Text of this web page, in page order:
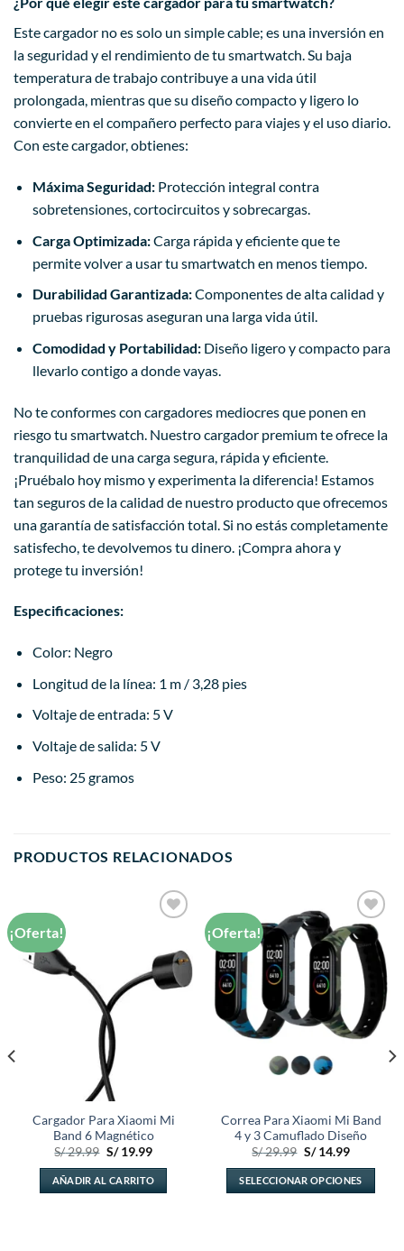
Este cargador no es solo un simple cable; es una inversión en
la seguridad y el rendimiento de tu smartwatch. Su baja
temperatura de trabajo contribuye a una vida útil
prolongada, mientras que su diseño compacto y ligero lo
convierte en el compañero perfecto para viajes y el uso diario.
Con este cargador, obtienes:
Máxima Seguridad:Protección integral contra
sobretensiones, cortocircuitos y sobrecargas.
Carga Optimizada:Carga rápida y eficiente que te
permite volver a usar tu smartwatch en menos tiempo.
Durabilidad Garantizada:Componentes de alta calidad y
pruebas rigurosas aseguran una larga vida útil.
Comodidad y Portabilidad:Diseño ligero y compacto para
llevarlo contigo a donde vayas.
No te conformes con cargadores mediocres que ponen en
riesgo tu smartwatch. Nuestro cargador premium te ofrece la
tranquilidad de una carga segura, rápida y eficiente.
¡Pruébalo hoy mismo y experimenta la diferencia! Estamos
tan seguros de la calidad de nuestro producto que ofrecemos
una garantía de satisfacción total. Si no estás completamente
satisfecho, te devolvemos tu dinero. ¡Compra ahora y
protege tu inversión!
Especificaciones:
Color: Negro
Longitud de la línea: 1 m / 3,28 pies
Voltaje de entrada: 5 V
Voltaje de salida: 5 V
Peso: 25 gramos
PRODUCTOS RELACIONADOS
¡Oferta!
lista de
deseos
Cargador Para Xiaomi Mi
Band 6 Magnético
S/29.99 El
original
era:
S/ 29.99.
S/19.99El
actual
es:
S/ 19.99.
AÑADIR AL CARRITO
¡Oferta!
Añadir
a la
lista de
deseos
Correa Para Xiaomi Mi Band
4 y 3 Camuflado Diseño
S/29.99 El
original
era:
S/ 29.99.
S/14.99El
actual
es:
S/ 14.99.
SELECCIONAR OPCIONES